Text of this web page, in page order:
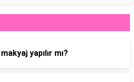
yapılır mı?